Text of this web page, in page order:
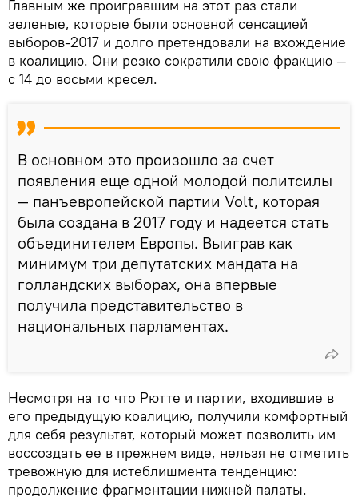
Главным же проигравшим на этот раз стали
зеленые, которые были основной сенсацией
выборов-2017 и долго претендовали на вхождение
в коалицию. Они резко сократили свою фракцию —
с 14 до восьми кресел.
В основном это произошло за счет
появления еще одной молодой политсилы
— панъевропейской партии Volt, которая
была создана в 2017 году и надеется стать
объединителем Европы. Выиграв как
минимум три депутатских мандата на
голландских выборах, она впервые
получила представительство в
национальных парламентах.
Несмотря на то что Рютте и партии, входившие в
его предыдущую коалицию, получили комфортный
для себя результат, который может позволить им
воссоздать ее в прежнем виде, нельзя не отметить
тревожную для истеблишмента тенденцию:
продолжение фрагментации нижней палаты.